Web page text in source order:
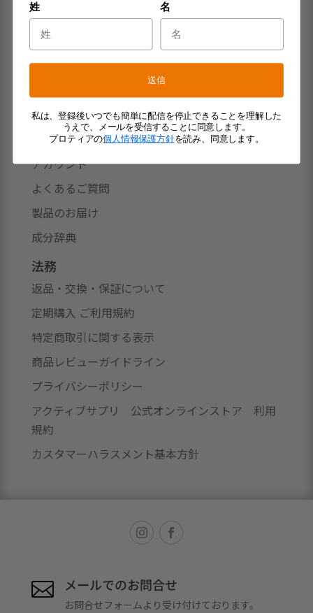
製品について
ジャーナル
初心者向けおすすめブログ記事
メディア掲載
サポート
アカウント
よくあるご質問
製品のお届け
成分辞典
法務
返品・交換・保証について
定期購入 ご利用規約
特定商取引に関する表示
商品レビューガイドライン
プライバシーポリシー
アクティブサプリ 公式オンラインストア 利用
規約
カスタマーハラスメント基本方針
 メールでのお問合せ
お問合せフォームより受け付けております。
姓 名
送信
私は、登録後いつでも簡単に配信を停止できることを理解した
うえで、メールを受信することに同意します。
プロティアの個人情報保護方針を読み、同意します。